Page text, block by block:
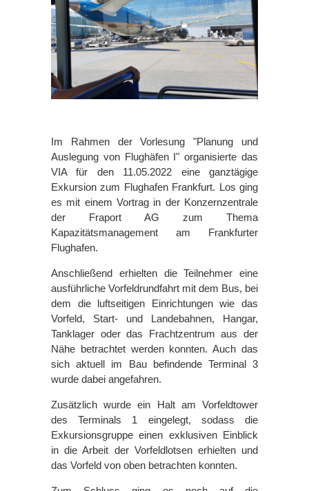
Im Rahmen der Vorlesung "Planung und
Auslegung von Flughäfen I" organisierte das
VIA für den 11.05.2022 eine ganztägige
Exkursion zum Flughafen Frankfurt. Los ging
es mit einem Vortrag in der Konzernzentrale
der Fraport AG zum Thema
Kapazitätsmanagement am Frankfurter
Flughafen.
Anschließend erhielten die Teilnehmer eine
ausführliche Vorfeldrundfahrt mit dem Bus, bei
dem die luftseitigen Einrichtungen wie das
Vorfeld, Start- und Landebahnen, Hangar,
Tanklager oder das Frachtzentrum aus der
Nähe betrachtet werden konnten. Auch das
sich aktuell im Bau befindende Terminal 3
wurde dabei angefahren.
Zusätzlich wurde ein Halt am Vorfeldtower
des Terminals 1 eingelegt, sodass die
Exkursionsgruppe einen exklusiven Einblick
in die Arbeit der Vorfeldlotsen erhielten und
das Vorfeld von oben betrachten konnten.